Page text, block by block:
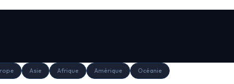
Asie Afrique Amérique Océanie